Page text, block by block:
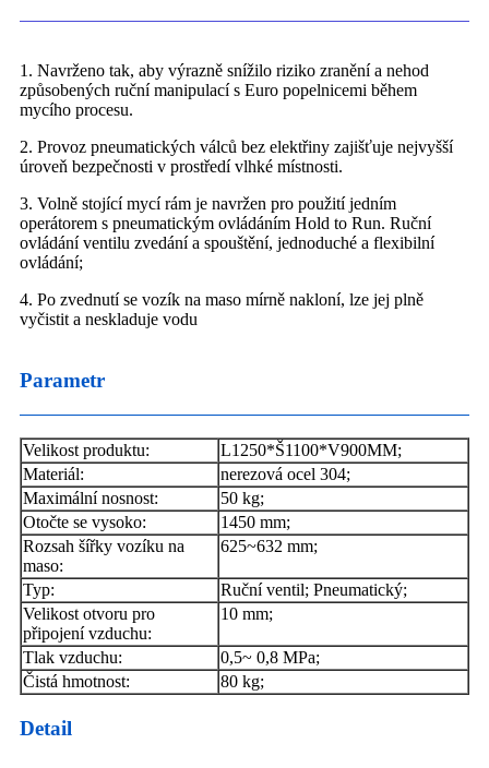
1. Navrženo tak, aby výrazně snížilo riziko zranění a nehod
způsobených ruční manipulací s Euro popelnicemi během
mycího procesu.
2. Provoz pneumatických válců bez elektřiny zajišťuje nejvyšší
úroveň bezpečnosti v prostředí vlhké místnosti.
3. Volně stojící mycí rám je navržen pro použití jedním
operátorem s pneumatickým ovládáním Hold to Run. Ruční
ovládání ventilu zvedání a spouštění, jednoduché a flexibilní
ovládání;
4. Po zvednutí se vozík na maso mírně nakloní, lze jej plně
vyčistit a neskladuje vodu
Parametr
Velikost produktu:
L1250*Š1100*V900MM;
Materiál:
nerezová ocel 304;
Maximální nosnost:
50 kg;
Otočte se vysoko:
1450 mm;
Rozsah šířky vozíku na
maso:
625~632 mm;
Typ:
Ruční ventil; Pneumatický;
Velikost otvoru pro
připojení vzduchu:
10 mm;
Tlak vzduchu:
0,5~ 0,8 MPa;
Čistá hmotnost:
80 kg;
Detail